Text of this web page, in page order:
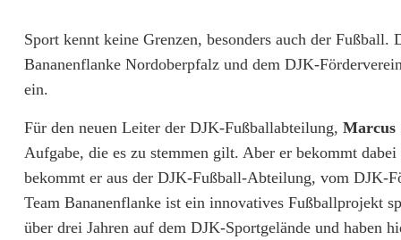
o
n
s
t
a
g
Sport kennt keine Grenzen, besonders auch der
Bananenflanke Nordoberpfalz und dem DJK-
ein.
Für den neuen Leiter der DJK-Fußballabteilung, Marcus
Aufgabe, die es zu stemmen gilt. Aber er bekommt
bekommt er aus der DJK-Fußball-Abteilung, vom DJK-
Team Bananenflanke ist ein innovatives Fußballprojekt
über drei Jahren auf dem DJK-Sportgelände und haben